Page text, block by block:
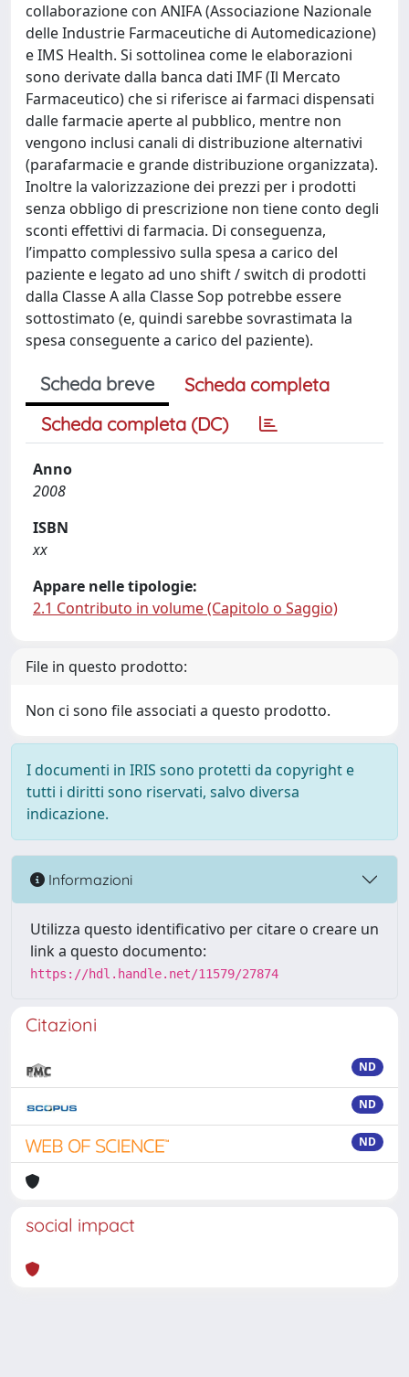
collaborazione con ANIFA (Associazione Nazionale
delle Industrie Farmaceutiche di Automedicazione)
e IMS Health. Si sottolinea come le elaborazioni
sono derivate dalla banca dati IMF (Il Mercato
Farmaceutico) che si riferisce ai farmaci dispensati
dalle farmacie aperte al pubblico, mentre non
vengono inclusi canali di distribuzione alternativi
(parafarmacie e grande distribuzione organizzata).
Inoltre la valorizzazione dei prezzi per i prodotti
senza obbligo di prescrizione non tiene conto degli
sconti effettivi di farmacia. Di conseguenza,
l’impatto complessivo sulla spesa a carico del
paziente e legato ad uno shift / switch di prodotti
dalla Classe A alla Classe Sop potrebbe essere
sottostimato (e, quindi sarebbe sovrastimata la
spesa conseguente a carico del paziente).
Scheda breve
Scheda completa
Scheda completa (DC)
Anno
2008
ISBN
xx
Appare nelle tipologie:
2.1 Contributo in volume (Capitolo o Saggio)
File in questo prodotto:
Non ci sono file associati a questo prodotto.
I documenti in IRIS sono protetti da copyright e
tutti i diritti sono riservati, salvo diversa
indicazione.
Informazioni
Utilizza questo identificativo per citare o creare un
link a questo documento:
https://hdl.handle.net/11579/27874
Citazioni
ND
ND
ND
social impact